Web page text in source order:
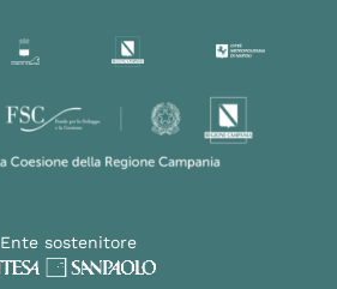
Ente sostenitore